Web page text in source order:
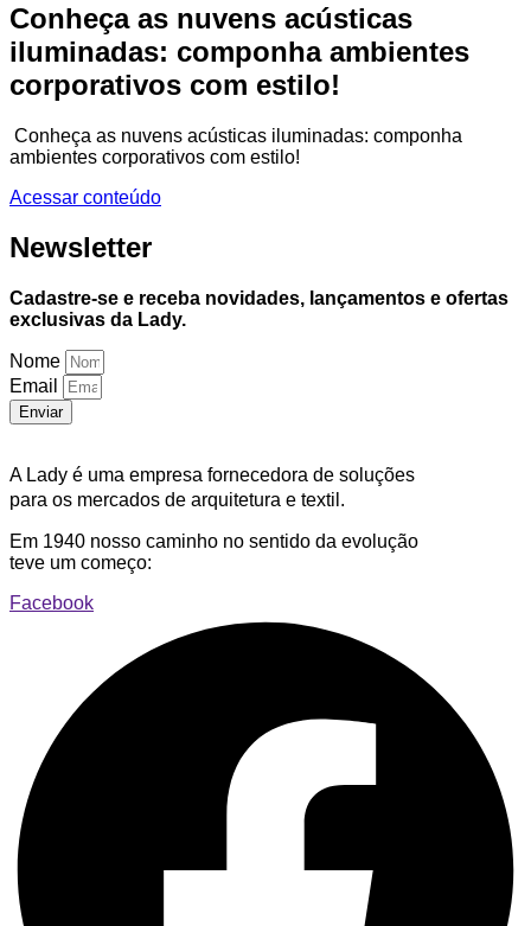
Conheça as nuvens acústicas
iluminadas: componha ambientes
corporativos com estilo!
Conheça as nuvens acústicas iluminadas: componha
ambientes corporativos com estilo!
Acessar conteúdo
Newsletter
Cadastre-se e receba novidades, lançamentos e ofertas
exclusivas da Lady.
Nome
Email
Enviar
A Lady é uma empresa fornecedora de soluções
para os mercados de arquitetura e textil.
Em 1940 nosso caminho no sentido da evolução
teve um começo:
Facebook